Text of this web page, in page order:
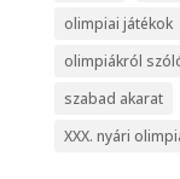
olimpiai játékok
olimpiákról
szabad akarat
XXX. nyári